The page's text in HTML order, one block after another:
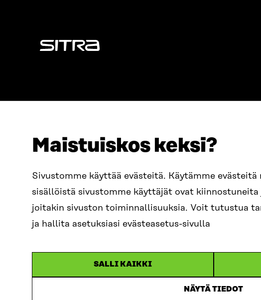
Maistuiskos keksi?
Sivustomme käyttää evästeitä. Käytämme evästeitä
sisällöistä sivustomme käyttäjät ovat
joitakin sivuston toiminnallisuuksia. Voit tutustua
ja hallita asetuksiasi evästeasetus-sivulla
SALLI KAIKKI
NÄYTÄ TIEDOT
Sitra
Itämerenkatu 11-13, PL 160,
00181 Helsinki
Saapumisohjeet
Y-TUNNUS
+358 294 618
SÄHKÖPOSTI